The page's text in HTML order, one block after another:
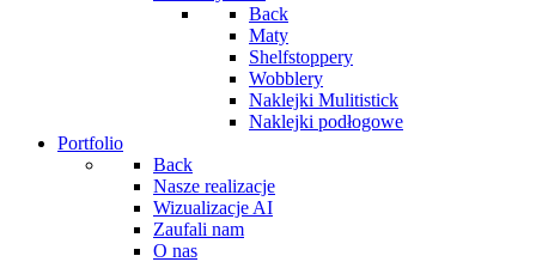
Back
Maty
Shelfstoppery
Wobblery
Naklejki Mulitistick
Naklejki podłogowe
Portfolio
Back
Nasze realizacje
Wizualizacje AI
Zaufali nam
O nas